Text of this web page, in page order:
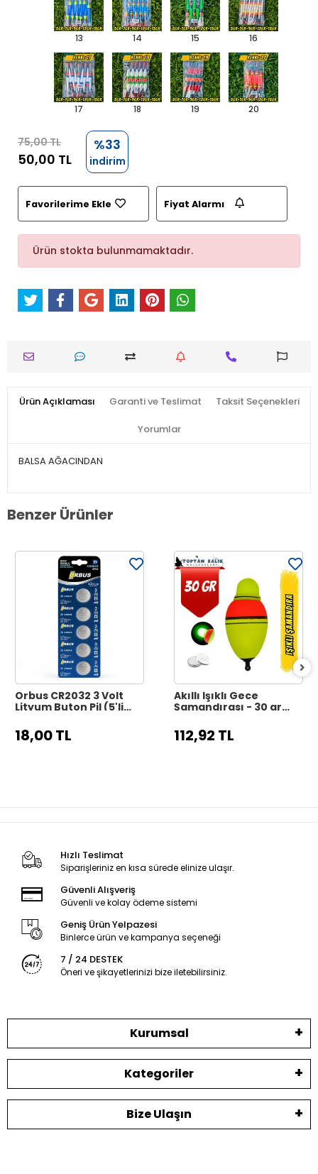
13 14 15 16
17 18 19 20
75,00 TL
50,00 TL
%33
indirim
Favorilerime Ekle Fiyat Alarmı
Ürün stokta bulunmamaktadır.
Ürün Açıklaması Garanti ve Teslimat Taksit Seçenekleri
Yorumlar
BALSA AĞACINDAN
Benzer Ürünler
Orbus CR2032 3 Volt
Lityum Buton Pil (5'li
18,00 TL
Akıllı Işıklı Gece
Şamandırası - 30 gr
Işıklı)
112,92 TL
Hızlı Teslimat
Siparişleriniz en kısa sürede elinize ulaşır.
Güvenli Alışveriş
Güvenli ve kolay ödeme sistemi
Geniş Ürün Yelpazesi
Binlerce ürün ve kampanya seçeneği
7 / 24 DESTEK
Öneri ve şikayetlerinizi bize iletebilirsiniz.
Kurumsal
Kategoriler
Bize Ulaşın